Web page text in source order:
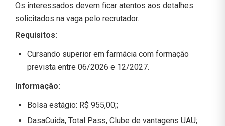
Os interessados devem ficar atentos aos detalhes
solicitados na vaga pelo recrutador.
Requisitos:
Cursando superior em farmácia com formação
prevista entre 06/2026 e 12/2027.
Informação:
Bolsa estágio: R$ 955,00;;
DasaCuida, Total Pass, Clube de vantagens UAU;